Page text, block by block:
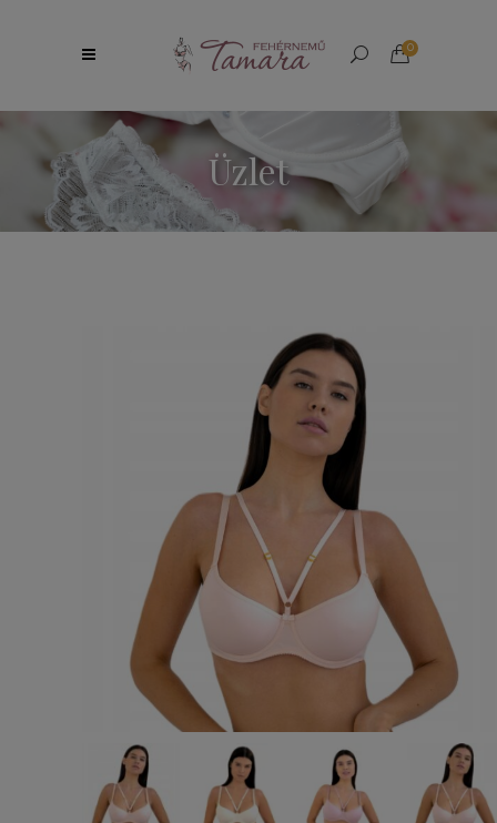
0
Üzlet